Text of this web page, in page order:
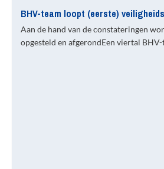
BHV-team loopt (eerste)
Aan de hand van de constateringen
opgesteld en afgerondEen viertal